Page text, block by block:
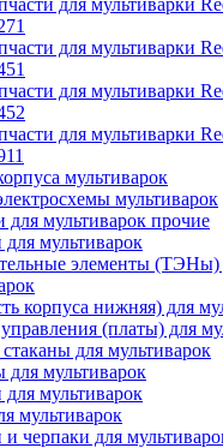
для мультиварки
для мультиварки
для мультиварки
для мультиварки
мультиварок
мультиварок
для мультиварок прочие
мультиварок
элементы (ТЭНы)
корпуса нижняя) для
(платы) для
для мультиварок
для мультиварок
мультиварок
мультиварок
черпаки для